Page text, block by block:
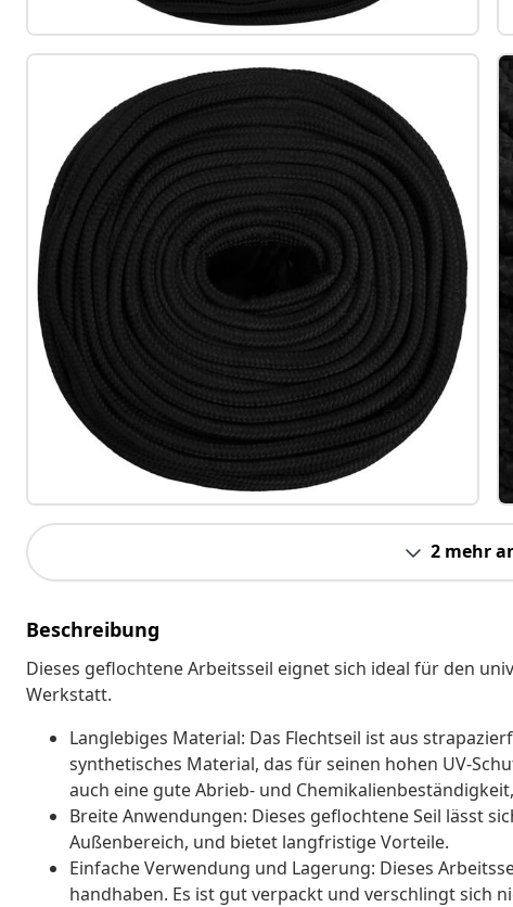
2 mehr
Beschreibung
Dieses geflochtene Arbeitsseil eignet sich ideal für den
Werkstatt.
Langlebiges Material: Das Flechtseil ist aus
synthetisches Material, das für seinen hohen UV-
auch eine gute Abrieb- und
Breite Anwendungen: Dieses geflochtene Seil lässt
Außenbereich, und bietet langfristige Vorteile.
Einfache Verwendung und Lagerung: Dieses
handhaben. Es ist gut verpackt und verschlingt sich